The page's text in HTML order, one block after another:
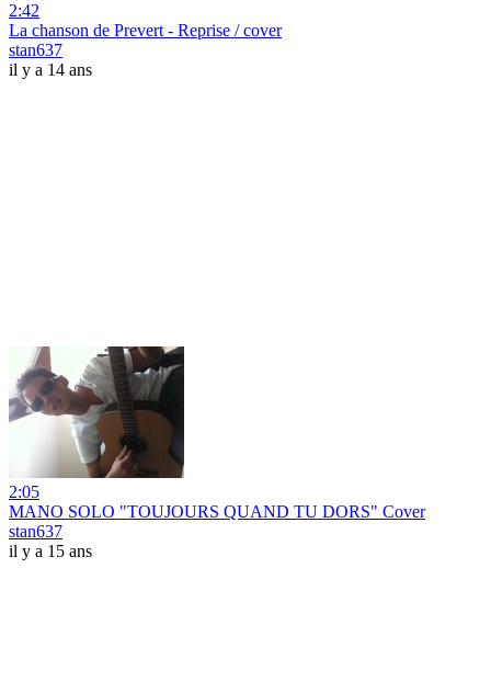
2:42
La chanson de Prevert - Reprise / cover
stan637
il y a 14 ans
2:05
MANO SOLO "TOUJOURS QUAND TU DORS" Cover
stan637
il y a 15 ans